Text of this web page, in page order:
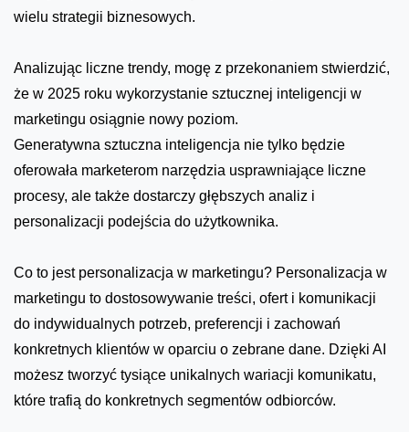
wielu strategii biznesowych.
Analizując liczne trendy, mogę z przekonaniem stwierdzić,
że w 2025 roku wykorzystanie sztucznej inteligencji w
marketingu osiągnie nowy poziom.
Generatywna sztuczna inteligencja nie tylko będzie
oferowała marketerom narzędzia usprawniające liczne
procesy, ale także dostarczy głębszych analiz i
personalizacji podejścia do użytkownika.
Co to jest personalizacja w marketingu? Personalizacja w
marketingu to dostosowywanie treści, ofert i komunikacji
do indywidualnych potrzeb, preferencji i zachowań
konkretnych klientów w oparciu o zebrane dane. Dzięki AI
możesz tworzyć tysiące unikalnych wariacji komunikatu,
które trafią do konkretnych segmentów odbiorców.